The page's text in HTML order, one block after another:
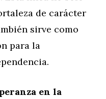
de carácter
sirve como
para la
en la